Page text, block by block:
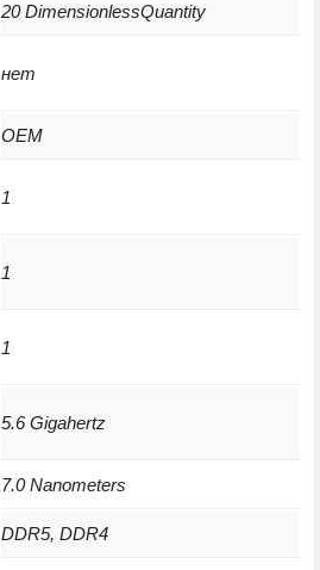
20 DimensionlessQuantity
нет
OEM
1
1
1
5.6 Gigahertz
7.0 Nanometers
DDR5, DDR4